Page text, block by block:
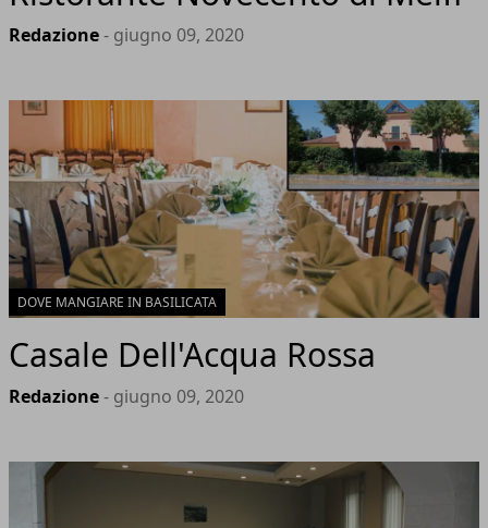
Redazione- giugno 09, 2020
DOVE MANGIARE IN BASILICATA
Casale Dell'Acqua Rossa
Redazione- giugno 09, 2020